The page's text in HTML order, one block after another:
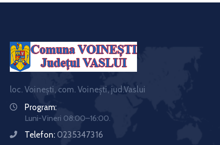
loc. Voinești, com. Voinești, jud.Vaslui
Program:
Luni-Vineri 08:00–16:00.
Telefon: 0235347316